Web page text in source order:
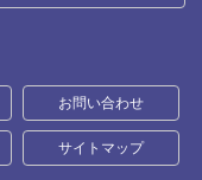
お問い合わせ
サイトマップ